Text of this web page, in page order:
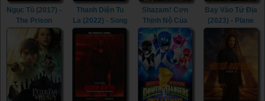
Ngục Tù (2017) -
The Prison
(2017)
Thanh Diện Tu
La (2022) - Song
of the
Assassins
(2022)
Shazam! Cơn
Thịnh Nộ Của
Các Vị Thần
(2023) -
Shazam! Fury of
the Gods (2023)
Bay Vào Tử Địa
(2023) - Plane